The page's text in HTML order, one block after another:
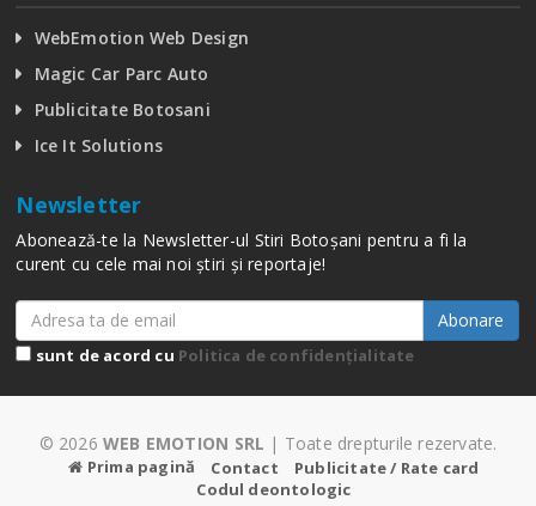
WebEmotion Web Design
Magic Car Parc Auto
Publicitate Botosani
Ice It Solutions
Newsletter
Abonează-te la Newsletter-ul Stiri Botoșani pentru a fi la
curent cu cele mai noi știri și reportaje!
Abonare
sunt de acord cu Politica de confidențialitate
© 2026 WEB EMOTION SRL | Toate drepturile rezervate.
Prima pagină Contact
Publicitate / Rate card
Codul deontologic